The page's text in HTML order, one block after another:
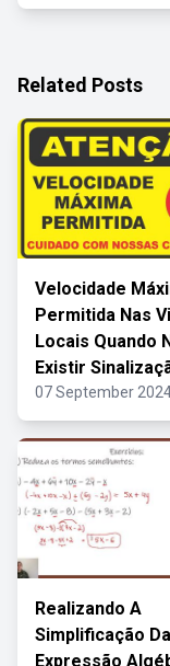
Related Posts
Velocidade
Permitida Nas
Locais Quando
Existir
07 September
Realizando A
Simplificação Da
Expressão